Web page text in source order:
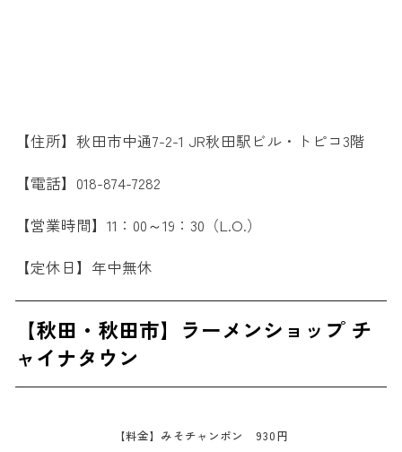
【住所】秋田市中通7-2-1 JR秋田駅ビル・トピコ3階
【電話】018-874-7282
【営業時間】11：00～19：30（L.O.）
【定休日】年中無休
【秋田・秋田市】ラーメンショップ チ
ャイナタウン
【料金】みそチャンポン 930円